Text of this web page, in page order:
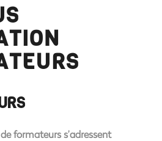
formateurs s’adressent